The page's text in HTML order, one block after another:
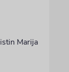
Marija